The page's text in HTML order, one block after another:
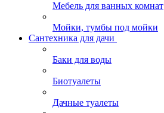
Мебель для ванных комнат
Мойки, тумбы под мойки
Сантехника для дачи
Баки для воды
Биотуалеты
Дачные туалеты